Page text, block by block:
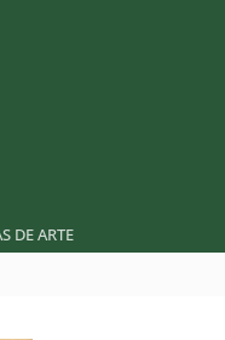
DE ARTE